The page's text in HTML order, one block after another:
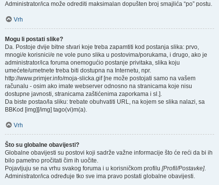
Administrator/ica može odrediti maksimalan dopušten broj smajlića “po” postu.
Vrh
Mogu li postati slike?
Da. Postoje dvije bitne stvari koje treba zapamtiti kod postanja slika: prvo,
mnogi/e korisnici/e ne vole puno slika u postovima/porukama, i drugo, ako je
administrator/ica foruma onemogućio postanje privitaka, slika koju
umećete/umetnete treba biti dostupna na Internetu, npr.
http://www.primjer.info/moja-slicka.gif [ne može postojati samo na vašem
računalu - osim ako imate webserver odnosno na stranicama koje nisu
dostupne javnosti, stranicama zaštićenima zaporkama i sl.].
Da biste postao/la sliku: trebate obuhvatiti URL, na kojem se slika nalazi, sa
BBKod [img][/img] tago(vi)m(a).
Vrh
Što su globalne obavijesti?
Globalne obavijesti su postovi koji sadrže važne informacije što će reći da bi ih
bilo pametno pročitati čim ih uočite.
Pojavljuju se na vrhu svakog foruma i u korisničkom profilu [Profil/Postavke].
Administrator/ica određuje tko sve ima pravo postati globalne obavijesti.